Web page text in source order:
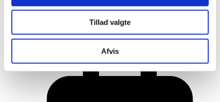
Tillad valgte
Afvis
Her er alle vinderne fra årets Danish
Rainbow Awards